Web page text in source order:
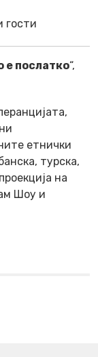
гости
е послатко“,
етнички
турска,
на
Шоу и